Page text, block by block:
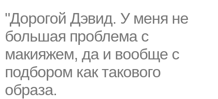
"Дорогой Дэвид. У меня не
большая проблема с
макияжем, да и вообще с
подбором как такового
образа.